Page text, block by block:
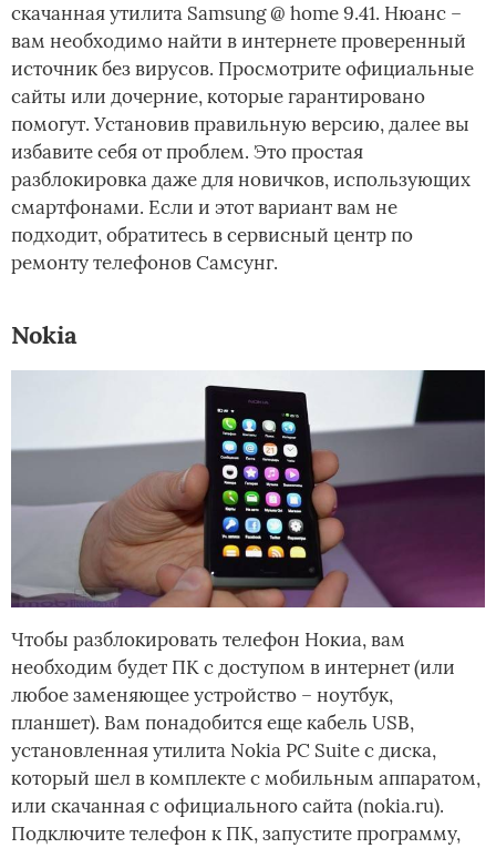
скачанная утилита Samsung @ home 9.41. Нюанс –
вам необходимо найти в интернете проверенный
источник без вирусов. Просмотрите официальные
сайты или дочерние, которые гарантировано
помогут. Установив правильную версию, далее вы
избавите себя от проблем. Это простая
разблокировка даже для новичков, использующих
смартфонами. Если и этот вариант вам не
подходит, обратитесь в сервисный центр по
ремонту телефонов Самсунг.
Nokia
Чтобы разблокировать телефон Нокиа, вам
необходим будет ПК с доступом в интернет (или
любое заменяющее устройство – ноутбук,
планшет). Вам понадобится еще кабель USB,
установленная утилита Nokia PC Suite с диска,
который шел в комплекте с мобильным аппаратом,
или скачанная с официального сайта (nokia.ru).
Подключите телефон к ПК, запустите программу,